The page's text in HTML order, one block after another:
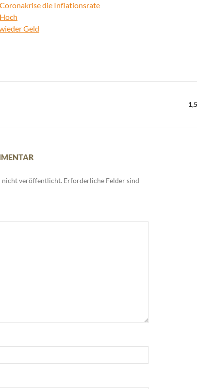
die Inflationsrate
Geld
nicht veröffentlicht. Erforderliche Felder sind